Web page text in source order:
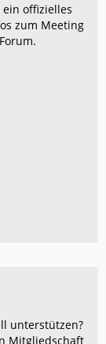
offizielles
zum Meeting
unterstützen?
Mitgliedschaft